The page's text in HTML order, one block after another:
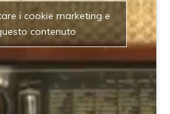
i cookie marketing e
contenuto